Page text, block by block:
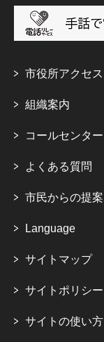
市役所アクセ
組織案内
コールセンタ
よくある質問
市民からの提案
Language
サイトマップ
サイトポリシー
サイトの使い方